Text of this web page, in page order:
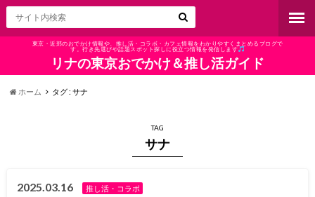
東京・近郊のおでかけ情報や、推し活・コラボ・カフェ情報をわかりやすくまとめるブログで
す。行き先選びや話題スポット探しに役立つ情報を発信します
リナの東京おでかけ＆推し活ガイド
ホーム タグ : サナ
TAG
サナ
2025.03.16 推し活・コラボ